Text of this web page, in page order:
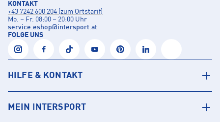
KONTAKT
+43 7242 600 204 (zum Ortstarif)
Mo. – Fr. 08:00 – 20:00 Uhr
service.eshop@intersport.at
FOLGE UNS
HILFE & KONTAKT
MEIN INTERSPORT